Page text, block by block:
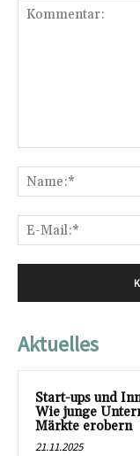
Aktuelles
Start-ups und
Wie junge
Märkte erobern
21.11.2025